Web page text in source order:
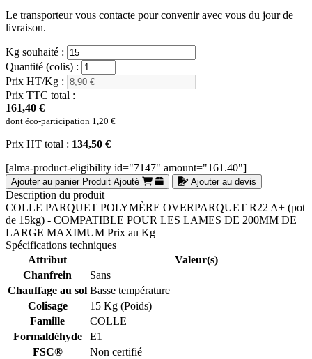
Le transporteur vous contacte pour convenir avec vous du jour de
livraison.
Kg souhaité :
Quantité (colis) :
Prix HT/Kg :
Prix TTC total :
161,40 €
dont éco-participation 1,20 €
Prix HT total : 134,50 €
[alma-product-eligibility id="7147" amount="161.40"]
Ajouter au panier Produit Ajouté Ajouter au devis
Description du produit
COLLE PARQUET POLYMÈRE OVERPARQUET R22 A+ (pot
de 15kg) - COMPATIBLE POUR LES LAMES DE 200MM DE
LARGE MAXIMUM Prix au Kg
Spécifications techniques
Attribut
Valeur(s)
Chanfrein
Sans
Chauffage au sol Basse température
Colisage
15 Kg (Poids)
Famille
COLLE
Formaldéhyde
E1
FSC®
Non certifié